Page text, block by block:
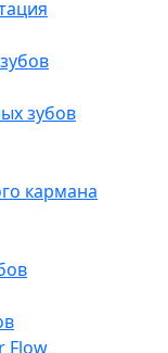
зубов
кармана
Flow